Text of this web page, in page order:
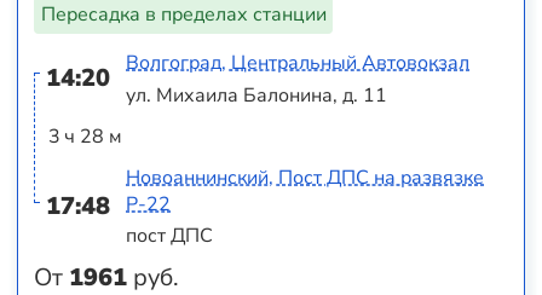
Пересадка в пределах станции
14:20
3 ч 28 м
17:48
От 1961 руб.
Волгоград, Центральный Автовокзал
ул. Михаила Балонина, д. 11
Новоаннинский, Пост ДПС на развязке
Р-22
пост ДПС